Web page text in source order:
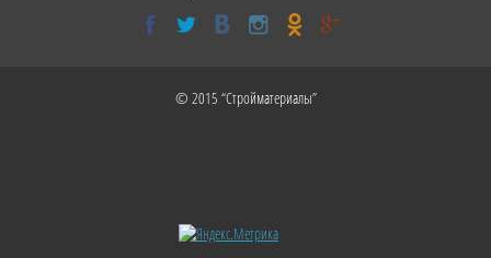
© 2015 “Стройматериалы”